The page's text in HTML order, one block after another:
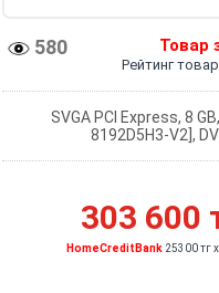
580 Товар
Рейтинг
SVGA PCI Express, 8
8192D5H3-V2],
303 600
HomeCreditBank 25300 тг